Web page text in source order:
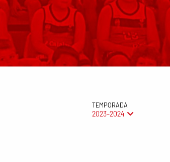
TEMPORADA
2023-2024